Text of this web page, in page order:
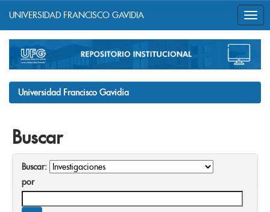
navigation
UNIVERSIDAD FRANCISCO GAVIDIA
Universidad Francisco Gavidia
Buscar
Buscar:
por